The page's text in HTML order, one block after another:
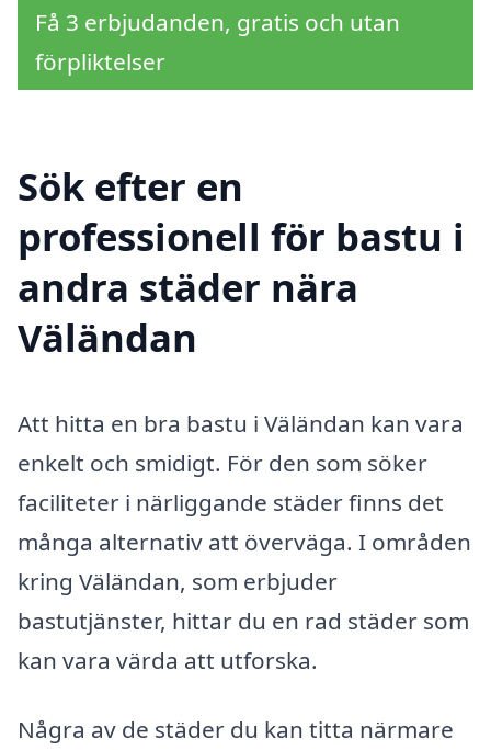
Få 3 erbjudanden, gratis och utan
förpliktelser
Sök efter en
professionell för bastu i
andra städer nära
Väländan
Att hitta en bra bastu i Väländan kan vara
enkelt och smidigt. För den som söker
faciliteter i närliggande städer finns det
många alternativ att överväga. I områden
kring Väländan, som erbjuder
bastutjänster, hittar du en rad städer som
kan vara värda att utforska.
Några av de städer du kan titta närmare